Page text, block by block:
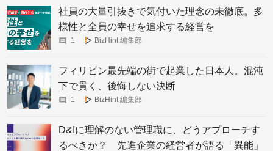
社員の大量引抜きで気付いた理念の未徹底。多
様性と全員の幸せを追求する経営を
1 BizHint 編集部
フィリピン最先端の街で起業した日本人。混沌
下で貫く、後悔しない決断
1 BizHint 編集部
D&Iに理解のない管理職に、どうアプローチす
るべきか？ 先進企業の経営者が語る「異能」